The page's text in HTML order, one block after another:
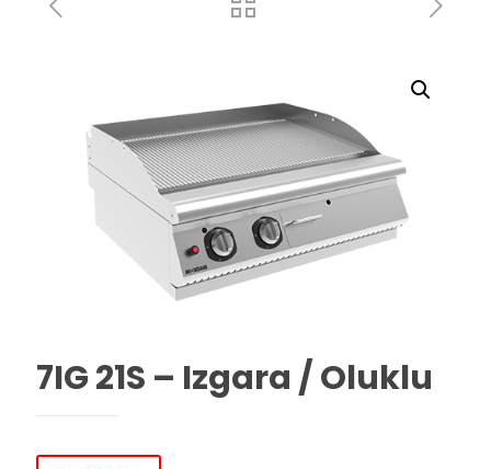
7IG 21S – Izgara / Oluklu